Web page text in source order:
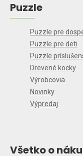
Puzzle
Puzzle pre
Puzzle pre deti
Puzzle
Drevené kocky
Výrobcovia
Novinky
Výpredaj
Všetko o